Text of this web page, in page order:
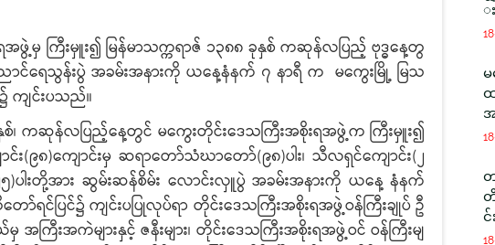
ကြီးမှူး၍ မြန်မာသက္ကရာဇ် ၁၃၈၈ ခုနှစ် ကဆုန်လပြည့် ဗုဒ္ဓနေ့တွ
င်ရေသွန်းပွဲ အခမ်းအနားကို ယနေ့နံနက် ၇ နာရီ က မကွေးမြို့ မြသ
ကျင်းပသည်။
ကဆုန်လပြည့်နေ့တွင် မကွေးတိုင်းဒေသကြီးအစိုးရအဖွဲ့က ကြီးမှူး၍
င်း(၉၈)ကျောင်းမှ ဆရာတော်သံဃာတော်(၉၈)ပါး၊ သီလရှင်ကျောင်း(၂
၅)ပါးတို့အား ဆွမ်းဆန်စိမ်း လောင်းလှူပွဲ အခမ်းအနားကို ယနေ့ နံနက်
ရင်ပြင်၌ ကျင်းပပြုလုပ်ရာ တိုင်းဒေသကြီးအစိုးရအဖွဲ့ဝန်ကြီးချုပ် ဦ
ြီးအကဲများနှင့် ဇနီးများ၊ တိုင်းဒေသကြီးအစိုးရအဖွဲ့ဝင် ဝန်ကြီးမျ
င်